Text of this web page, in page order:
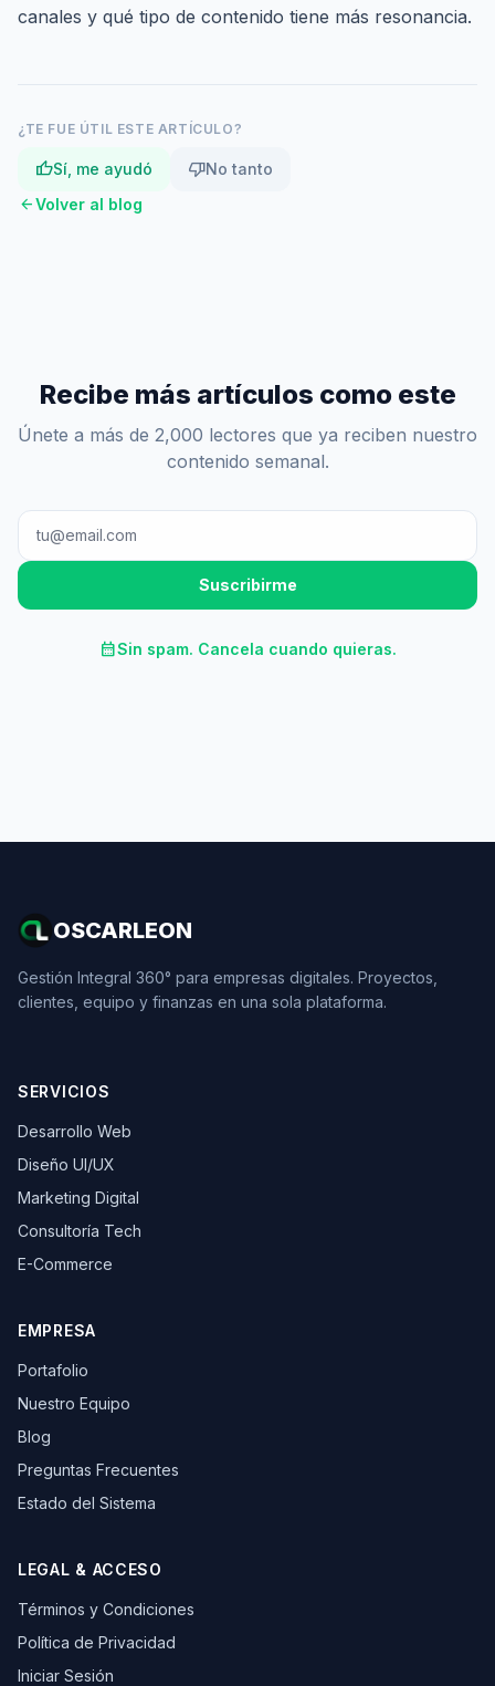
canales y qué tipo de contenido tiene más resonancia.
¿TE FUE ÚTIL ESTE ARTÍCULO?
thumb_upSí, me ayudó thumb_downNo tanto
arrow_backVolver al blog
Recibe más artículos como este
Únete a más de 2,000 lectores que ya reciben nuestro
contenido semanal.
Suscribirme
calendar_monthSin spam. Cancela cuando quieras.
OSCARLEON
Gestión Integral 360° para empresas digitales. Proyectos,
clientes, equipo y finanzas en una sola plataforma.
SERVICIOS
Desarrollo Web
Diseño UI/UX
Marketing Digital
Consultoría Tech
E-Commerce
EMPRESA
Portafolio
Nuestro Equipo
Blog
Preguntas Frecuentes
Estado del Sistema
LEGAL & ACCESO
Términos y Condiciones
Política de Privacidad
Iniciar Sesión